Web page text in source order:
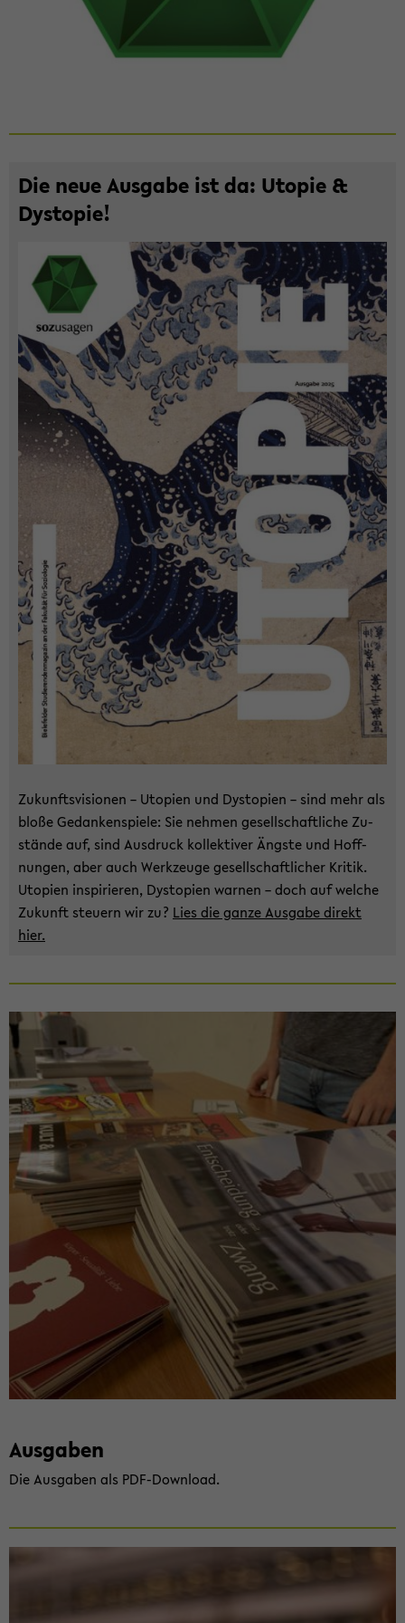
Die neue Aus­ga­be ist da: Uto­pie &
Dys­to­pie!
Zu­kunfts­vi­sio­nen – Uto­pien und Dys­to­pien – sind mehr als
bloße Ge­dan­ken­spie­le: Sie neh­men ge­sell­schaft­li­che Zu­
stän­de auf, sind Aus­druck kol­lek­ti­ver Ängs­te und Hoff­
nun­gen, aber auch Werk­zeu­ge ge­sell­schaft­li­cher Kri­tik.
Uto­pien in­spi­rie­ren, Dys­to­pien war­nen – doch auf wel­che
Zu­kunft steu­ern wir zu? Lies die ganze Aus­ga­be di­rekt
hier.
Aus­ga­ben
Die Aus­ga­ben als PDF-​Download.